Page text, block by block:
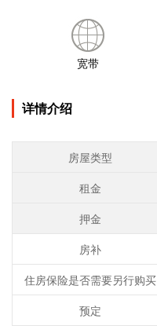
宽带
详情介绍
房屋类型
租金
押金
房补
住房保险是否需要另行购买
预定